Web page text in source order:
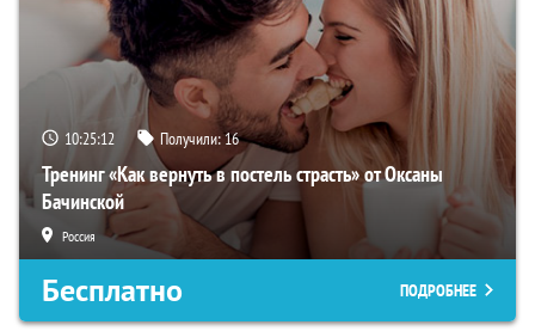
10:25:11 Получили:16
Тренинг «Как вернуть в постель страсть» от Оксаны
Бачинской
Россия
Бесплатно ПОДРОБНЕЕ